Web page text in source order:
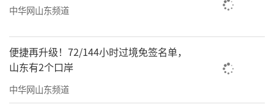
中华网山东频道
便捷再升级！72/144小时过境免签名单，
山东有2个口岸
中华网山东频道